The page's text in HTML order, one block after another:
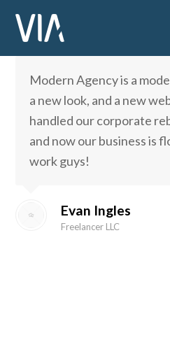
Modern Agency is a
a new look, and a new
handled our corporate
and now our business is
work guys!
Evan Ingles
Freelancer LLC